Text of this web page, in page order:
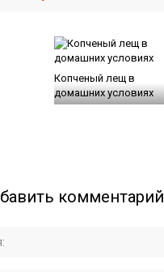
Копченый лещ в
домашних условиях
комментарий